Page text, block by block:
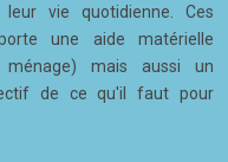
vie quotidienne. Ces
une aide matérielle
ménage) mais aussi un
de ce qu'il faut pour